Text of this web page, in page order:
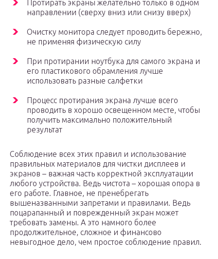
Протирать экраны желательно только в одном
направлении (сверху вниз или снизу вверх)
Очистку монитора следует проводить бережно,
не применяя физическую силу
При протирании ноутбука для самого экрана и
его пластикового обрамления лучше
использовать разные салфетки
Процесс протирания экрана лучше всего
проводить в хорошо освещенном месте, чтобы
получить максимально положительный
результат
Соблюдение всех этих правил и использование
правильных материалов для чистки дисплеев и
экранов – важная часть корректной эксплуатации
любого устройства. Ведь чистота – хорошая опора в
его работе. Главное, не пренебрегать
вышеназванными запретами и правилами. Ведь
поцарапанный и поврежденный экран может
требовать замены. А это намного более
продолжительное, сложное и финансово
невыгодное дело, чем простое соблюдение правил.